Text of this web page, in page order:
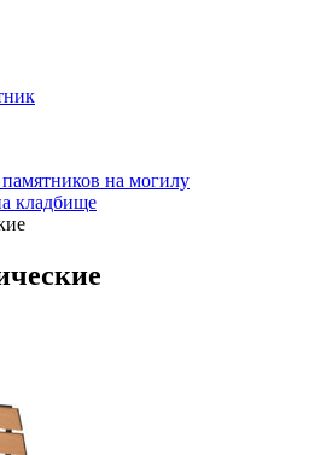
на могилу
кладбище